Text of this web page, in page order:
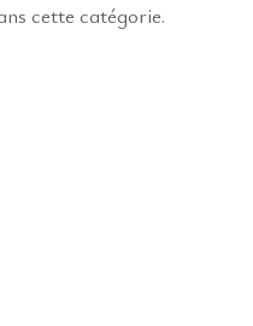
cette catégorie.